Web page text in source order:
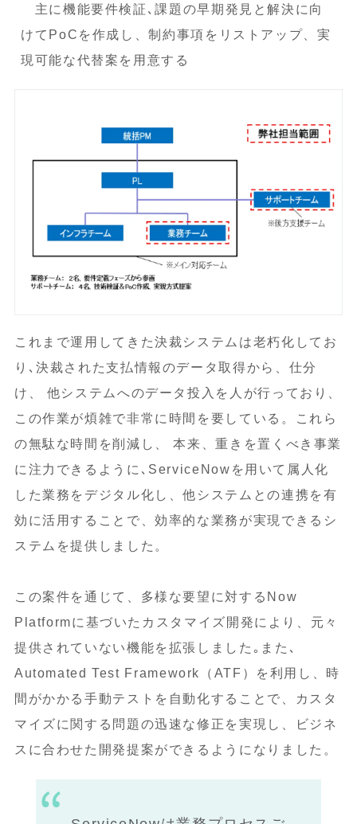
主に機能要件検証､課題の早期発見と解決に向
けてPoCを作成し、制約事項をリストアップ、実
現可能な代替案を用意する
これまで運用してきた決裁システムは老朽化してお
り､決裁された支払情報のデータ取得から、仕分
け、 他システムへのデータ投入を人が行っており、
この作業が煩雑で非常に時間を要している。これら
の無駄な時間を削減し、 本来、重きを置くべき事業
に注力できるように､ServiceNowを用いて属人化
した業務をデジタル化し、他システムとの連携を有
効に活用することで、効率的な業務が実現できるシ
ステムを提供しました。
この案件を通じて、多様な要望に対するNow
Platformに基づいたカスタマイズ開発により、元々
提供されていない機能を拡張しました｡また､
Automated Test Framework（ATF）を利用し、時
間がかかる手動テストを自動化することで、カスタ
マイズに関する問題の迅速な修正を実現し、ビジネ
スに合わせた開発提案ができるようになりました。